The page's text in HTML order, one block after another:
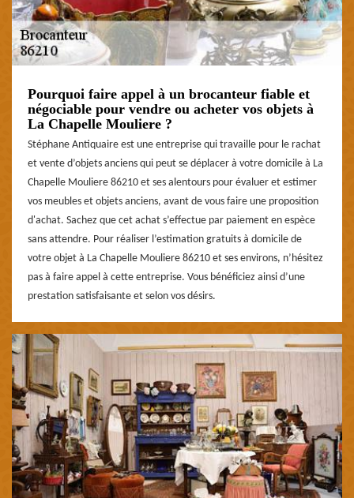
Pourquoi faire appel à un brocanteur fiable et
négociable pour vendre ou acheter vos objets à
La Chapelle Mouliere ?
Stéphane Antiquaire est une entreprise qui travaille pour le rachat
et vente d’objets anciens qui peut se déplacer à votre domicile à La
Chapelle Mouliere 86210 et ses alentours pour évaluer et estimer
vos meubles et objets anciens, avant de vous faire une proposition
d'achat. Sachez que cet achat s’effectue par paiement en espèce
sans attendre. Pour réaliser l’estimation gratuits à domicile de
votre objet à La Chapelle Mouliere 86210 et ses environs, n’hésitez
pas à faire appel à cette entreprise. Vous bénéficiez ainsi d’une
prestation satisfaisante et selon vos désirs.